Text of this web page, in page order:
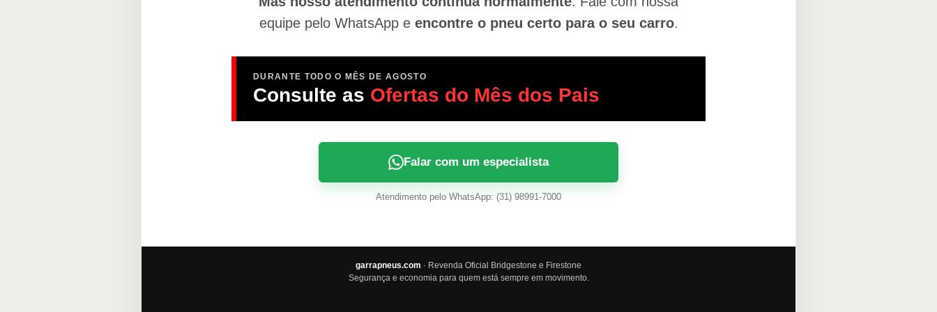
equipe pelo WhatsApp e encontre o pneu certo para o seu carro.
DURANTE TODO O MÊS DE AGOSTO
Consulte as Ofertas do Mês dos Pais
Falar com um especialista
Atendimento pelo WhatsApp: (31) 98991-7000
garrapneus.com · Revenda Oficial Bridgestone e Firestone
Segurança e economia para quem está sempre em movimento.